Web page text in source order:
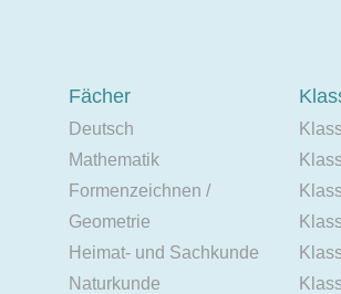
Fächer
Deutsch
Mathematik
Formenzeichnen /
Geometrie
Heimat- und Sachkunde
Naturkunde